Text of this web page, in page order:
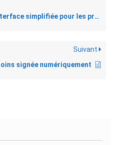
pour les premiers intervenants
Suivant
signée numériquement